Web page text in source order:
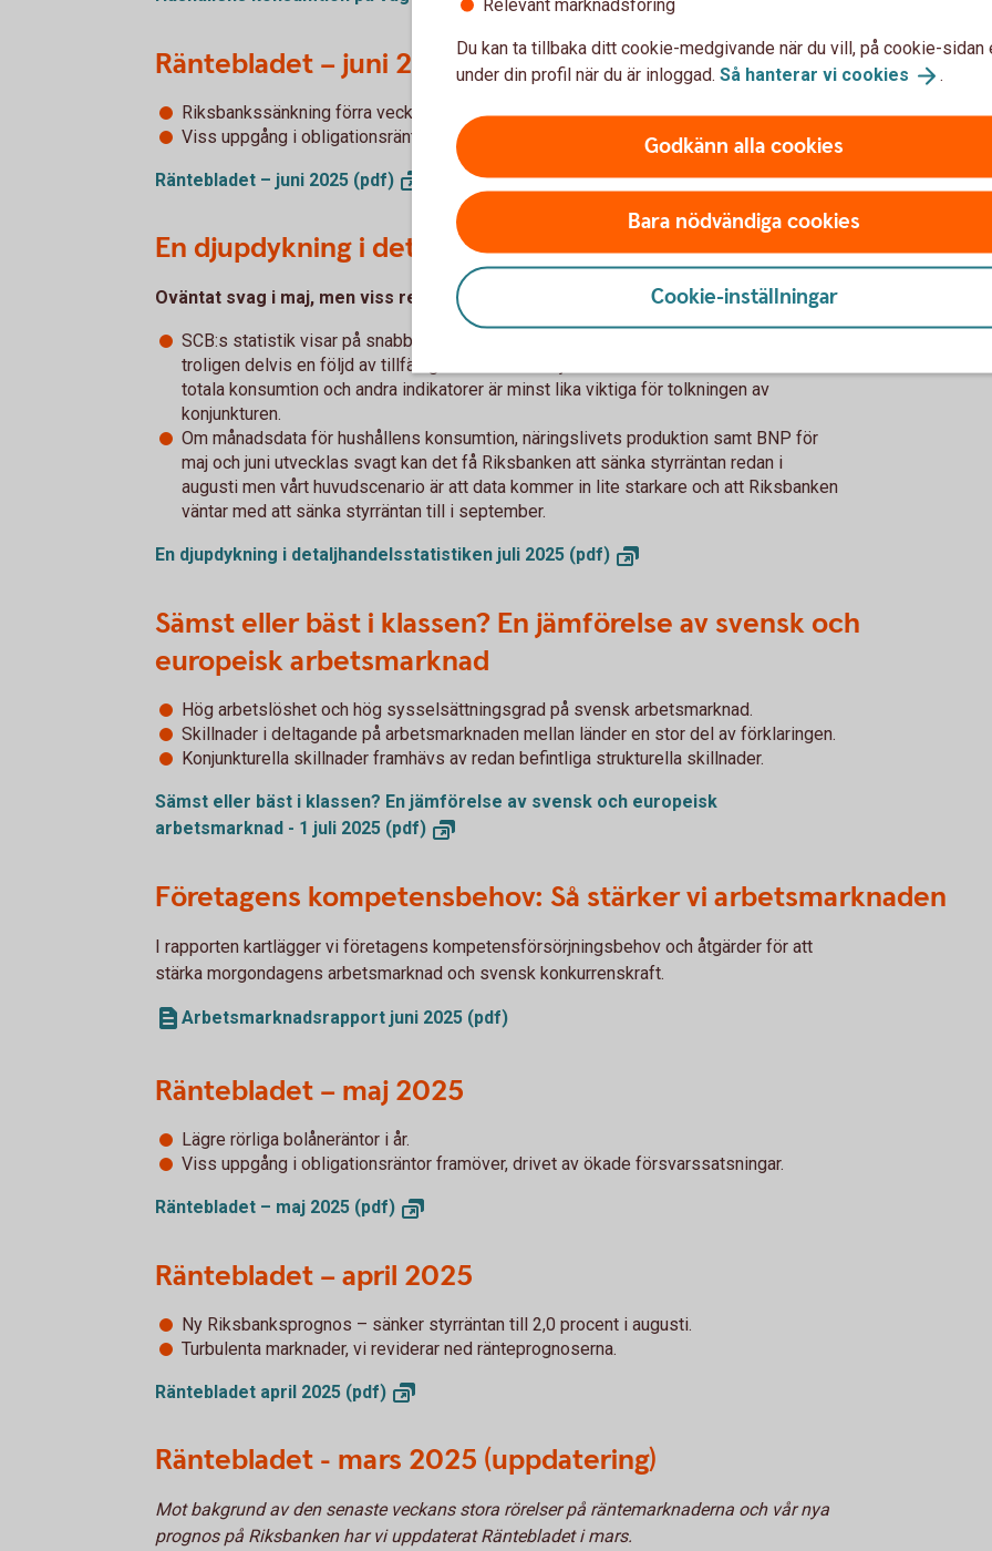
Räntebladet – juni 2025
Riksbankssänkning förra veckan och mer i höst ger lägre rörliga bolåneräntor i år.
Viss uppgång i obligationsräntor framöver, drivet av ökade försvarssatsningar.
Räntebladet – juni 2025 (pdf)
En djupdykning i detaljhandelsstatistiken
Oväntat svag i maj, men viss rekyl att vänta
SCB:s statistik visar på snabb och bred nedgång i detaljhandeln i maj, men det är
troligen delvis en följd av tillfälliga faktorer. Detaljhandeln är bara en del av hushållens
totala konsumtion och andra indikatorer är minst lika viktiga för tolkningen av
konjunkturen.
Om månadsdata för hushållens konsumtion, näringslivets produktion samt BNP för
maj och juni utvecklas svagt kan det få Riksbanken att sänka styrräntan redan i
augusti men vårt huvudscenario är att data kommer in lite starkare och att Riksbanken
väntar med att sänka styrräntan till i september.
En djupdykning i detaljhandelsstatistiken juli 2025 (pdf)
Sämst eller bäst i klassen? En jämförelse av svensk och
europeisk arbetsmarknad
Hög arbetslöshet och hög sysselsättningsgrad på svensk arbetsmarknad.
Skillnader i deltagande på arbetsmarknaden mellan länder en stor del av förklaringen.
Konjunkturella skillnader framhävs av redan befintliga strukturella skillnader.
Sämst eller bäst i klassen? En jämförelse av svensk och europeisk
arbetsmarknad - 1 juli 2025 (pdf)
Företagens kompetensbehov: Så stärker vi arbetsmarknaden
I rapporten kartlägger vi företagens kompetensförsörjningsbehov och åtgärder för att
stärka morgondagens arbetsmarknad och svensk konkurrenskraft.
Arbetsmarknadsrapport juni 2025 (pdf)
Räntebladet – maj 2025
Lägre rörliga bolåneräntor i år.
Viss uppgång i obligationsräntor framöver, drivet av ökade försvarssatsningar.
Räntebladet – maj 2025 (pdf)
Räntebladet – april 2025
Ny Riksbanksprognos – sänker styrräntan till 2,0 procent i augusti.
Turbulenta marknader, vi reviderar ned ränteprognoserna.
Räntebladet april 2025 (pdf)
Räntebladet - mars 2025 (uppdatering)
Mot bakgrund av den senaste veckans stora rörelser på räntemarknaderna och vår nya
prognos på Riksbanken har vi uppdaterat Räntebladet i mars.
Relevant marknadsföring
Du kan ta tillbaka ditt cookie-medgivande när du vill, på cookie-sidan
under din profil när du är inloggad. Så hanterar vi cookies .
Godkänn alla cookies
Bara nödvändiga cookies
Cookie-inställningar